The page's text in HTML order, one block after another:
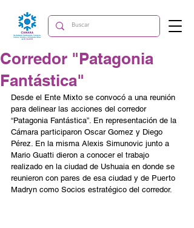
Corredor "Patagonia
Fantástica"
Desde el Ente Mixto se convocó a una reunión
para delinear las acciones del corredor
“Patagonia Fantástica”. En representación de la
Cámara participaron Oscar Gomez y Diego
Pérez. En la misma Alexis Simunovic junto a
Mario Guatti dieron a conocer el trabajo
realizado en la ciudad de Ushuaia en donde se
reunieron con pares de esa ciudad y de Puerto
Madryn como Socios estratégico del corredor.